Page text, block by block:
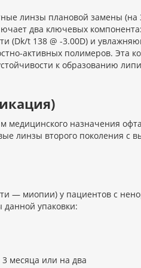
линзы плановой замены (на
два ключевых
(Dk/t 138 @ -3.00D) и
активных полимеров. Эта
к образованию
медицинского назначения
линзы второго поколения с
— миопии) у пациентов с
упаковки:
3 месяца или на два